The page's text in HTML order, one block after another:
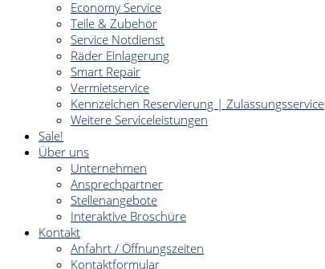
Economy Service
Teile & Zubehör
Service Notdienst
Räder Einlagerung
Smart Repair
Vermietservice
Kennzeichen Reservierung | Zulassungsservice
Weitere Serviceleistungen
Sale!
Über uns
Unternehmen
Ansprechpartner
Stellenangebote
Interaktive Broschüre
Kontakt
Anfahrt / Öffnungszeiten
Kontaktformular